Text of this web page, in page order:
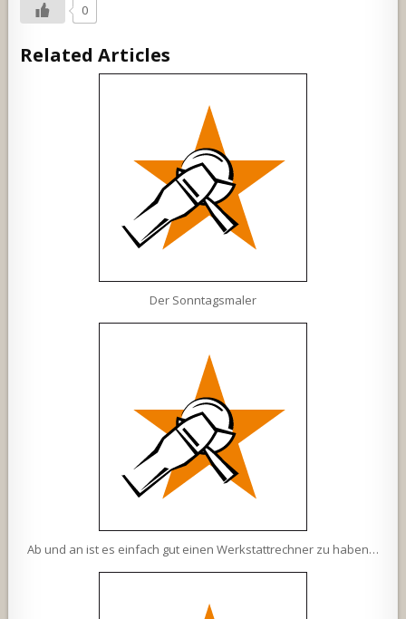
0
Related Articles
Der Sonntagsmaler
Ab und an ist es einfach gut einen Werkstattrechner zu haben…